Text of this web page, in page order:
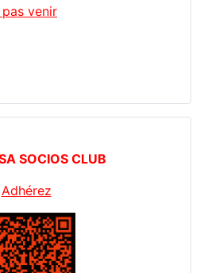
venir
SOCIOS CLUB
Adhérez